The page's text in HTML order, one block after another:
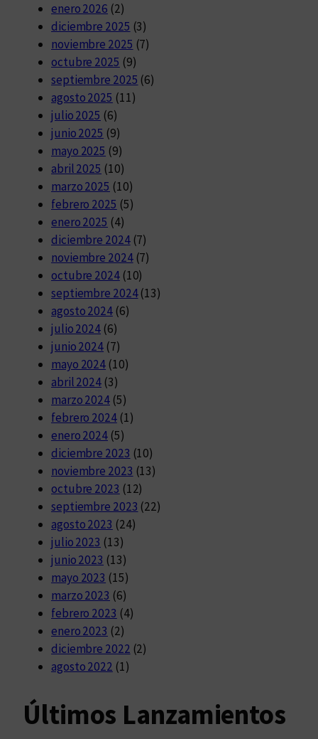
enero 2026 (2)
diciembre 2025 (3)
noviembre 2025 (7)
octubre 2025 (9)
septiembre 2025 (6)
agosto 2025 (11)
julio 2025 (6)
junio 2025 (9)
mayo 2025 (9)
abril 2025 (10)
marzo 2025 (10)
febrero 2025 (5)
enero 2025 (4)
diciembre 2024(7)
noviembre 2024(7)
octubre 2024(10)
septiembre 2024(13)
agosto 2024(6)
julio 2024 (6)
junio 2024 (7)
mayo 2024 (10)
abril 2024 (3)
marzo 2024 (5)
febrero 2024(1)
enero 2024 (5)
diciembre 2023 (10)
noviembre 2023 (13)
octubre 2023 (12)
septiembre 2023 (22)
agosto 2023 (24)
julio 2023 (13)
junio 2023 (13)
mayo 2023 (15)
marzo 2023 (6)
febrero 2023 (4)
enero 2023 (2)
diciembre 2022 (2)
agosto 2022 (1)
Últimos Lanzamientos